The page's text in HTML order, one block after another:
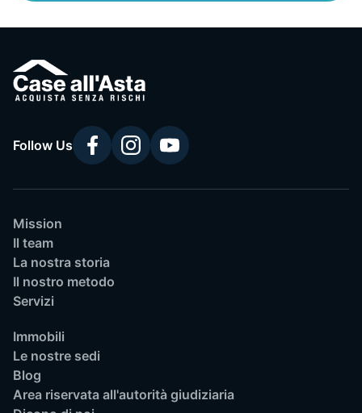
Follow Us
Mission
Il team
La nostra storia
Il nostro metodo
Servizi
Immobili
Le nostre sedi
Blog
Area riservata all'autorità giudiziaria